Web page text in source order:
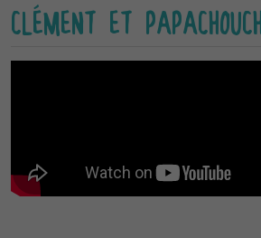
CLÉMENT ET PAPACHOUCH